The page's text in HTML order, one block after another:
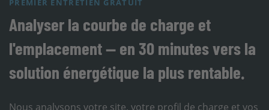
PREMIER ENTRETIEN GRATUIT
Analyser la courbe de charge et
l'emplacement — en 30 minutes vers la
solution énergétique la plus rentable.
Nous analysons votre site, votre profil de charge et vos